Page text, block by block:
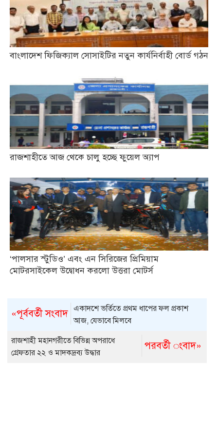
বাংলাদেশ ফিজিক্যাল সোসাইটির নতুন কার্যনির্বাহী বোর্ড গঠন
রাজশাহীতে আজ থেকে চালু হচ্ছে ফুয়েল অ্যাপ
‘পালসার স্টুডিও’ এবং এন সিরিজের প্রিমিয়াম
মোটরসাইকেল উদ্বোধন করলো উত্তরা মোটর্স
«পূর্ববর্তী সংবাদ একাদশে ভর্তিতে প্রথম ধাপের ফল প্রকাশ
আজ, যেভাবে মিলবে
পরবর্তী ংবাদ»
রাজশাহী মহানগরীতে বিভিন্ন অপরাধে
গ্রেফতার ২২ ও মাদকদ্রব্য উদ্ধার